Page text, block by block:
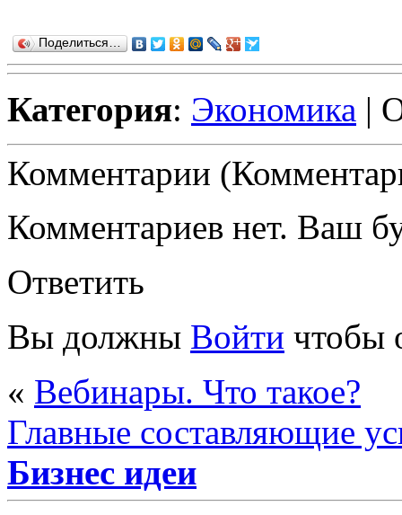
Поделиться…
Категория: Экономика |
Комментарии
Комментариев нет. Ваш
Ответить
Вы должны Войти чтобы
« Вебинары. Что такое?
Главные составляющие
Бизнес идеи